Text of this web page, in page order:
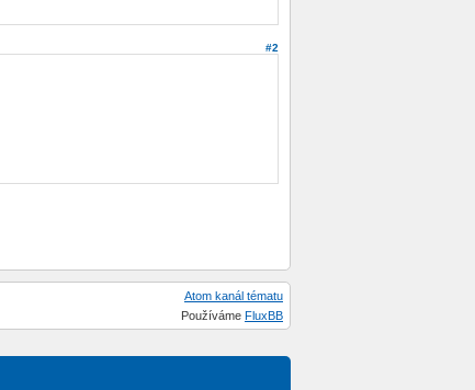
#2
Atom kanál tématu
Používáme FluxBB